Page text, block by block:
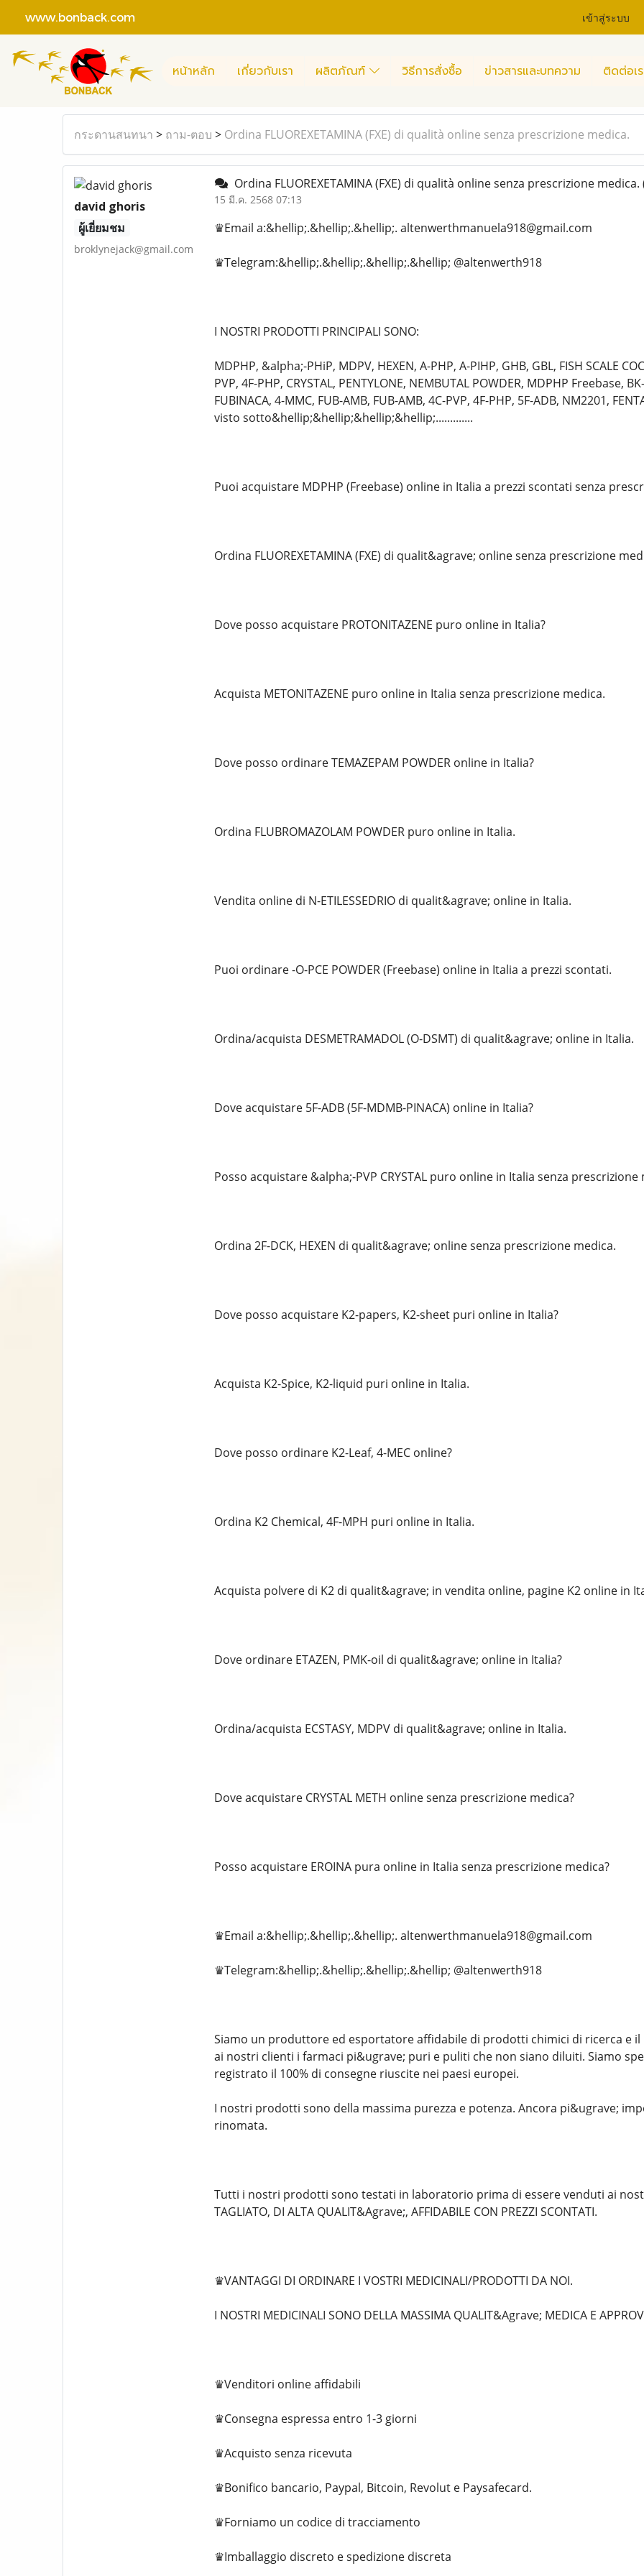
www.bonback.com เข้าสู่ระบบ
หน้าหลัก เกี่ยวกับเรา ผลิตภัณฑ์ วิธีการสั่งซื้อ ข่าวสารและบทความ ติดต่อเ
กระดานสนทนา > ถาม-ตอบ > Ordina FLUOREXETAMINA (FXE) di qualità online senza prescrizione medica.
david ghoris
ผู้เยี่ยมชม
broklynejack@gmail.com
Ordina FLUOREXETAMINA (FXE) di qualità online senza prescrizione medica.
15 มี.ค. 2568 07:13
♛Email a:&hellip;.&hellip;.&hellip;. altenwerthmanuela918@gmail.com
♛Telegram:&hellip;.&hellip;.&hellip;.&hellip; @altenwerth918
I NOSTRI PRODOTTI PRINCIPALI SONO:
MDPHP, &alpha;-PHiP, MDPV, HEXEN, A-PHP, A-PIHP, GHB, GBL, FISH SCALE
PVP, 4F-PHP, CRYSTAL, PENTYLONE, NEMBUTAL POWDER, MDPHP Freebase,
FUBINACA, 4-MMC, FUB-AMB, FUB-AMB, 4C-PVP, 4F-PHP, 5F-ADB, NM2201,
visto sotto&hellip;&hellip;&hellip;&hellip;.............
Puoi acquistare MDPHP (Freebase) online in Italia a prezzi scontati senza
Ordina FLUOREXETAMINA (FXE) di qualit&agrave; online senza prescrizione
Dove posso acquistare PROTONITAZENE puro online in Italia?
Acquista METONITAZENE puro online in Italia senza prescrizione medica.
Dove posso ordinare TEMAZEPAM POWDER online in Italia?
Ordina FLUBROMAZOLAM POWDER puro online in Italia.
Vendita online di N-ETILESSEDRIO di qualit&agrave; online in Italia.
Puoi ordinare -O-PCE POWDER (Freebase) online in Italia a prezzi scontati.
Ordina/acquista DESMETRAMADOL (O-DSMT) di qualit&agrave; online in Italia.
Dove acquistare 5F-ADB (5F-MDMB-PINACA) online in Italia?
Posso acquistare &alpha;-PVP CRYSTAL puro online in Italia senza prescrizione
Ordina 2F-DCK, HEXEN di qualit&agrave; online senza prescrizione medica.
Dove posso acquistare K2-papers, K2-sheet puri online in Italia?
Acquista K2-Spice, K2-liquid puri online in Italia.
Dove posso ordinare K2-Leaf, 4-MEC online?
Ordina K2 Chemical, 4F-MPH puri online in Italia.
Acquista polvere di K2 di qualit&agrave; in vendita online, pagine K2 online in
Dove ordinare ETAZEN, PMK-oil di qualit&agrave; online in Italia?
Ordina/acquista ECSTASY, MDPV di qualit&agrave; online in Italia.
Dove acquistare CRYSTAL METH online senza prescrizione medica?
Posso acquistare EROINA pura online in Italia senza prescrizione medica?
♛Email a:&hellip;.&hellip;.&hellip;. altenwerthmanuela918@gmail.com
♛Telegram:&hellip;.&hellip;.&hellip;.&hellip; @altenwerth918
Siamo un produttore ed esportatore affidabile di prodotti chimici di ricerca e
ai nostri clienti i farmaci pi&ugrave; puri e puliti che non siano diluiti. Siamo
registrato il 100% di consegne riuscite nei paesi europei.
I nostri prodotti sono della massima purezza e potenza. Ancora pi&ugrave;
rinomata.
Tutti i nostri prodotti sono testati in laboratorio prima di essere venduti ai nostri
TAGLIATO, DI ALTA QUALIT&Agrave;, AFFIDABILE CON PREZZI SCONTATI.
♛VANTAGGI DI ORDINARE I VOSTRI MEDICINALI/PRODOTTI DA NOI.
I NOSTRI MEDICINALI SONO DELLA MASSIMA QUALIT&Agrave; MEDICA E
♛Venditori online affidabili
♛Consegna espressa entro 1-3 giorni
♛Acquisto senza ricevuta
♛Bonifico bancario, Paypal, Bitcoin, Revolut e Paysafecard.
♛Forniamo un codice di tracciamento
♛Imballaggio discreto e spedizione discreta